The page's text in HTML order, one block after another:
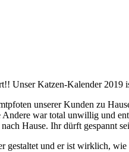
Unser Katzen-Kalender 2019
unserer Kunden zu
war total unwillig und
Hause. Ihr dürft gespannt
gestaltet und er ist wirklich, wie